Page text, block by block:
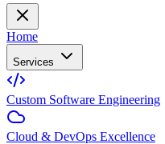
Home
Services
Custom Software Engineering
Cloud & DevOps Excellence